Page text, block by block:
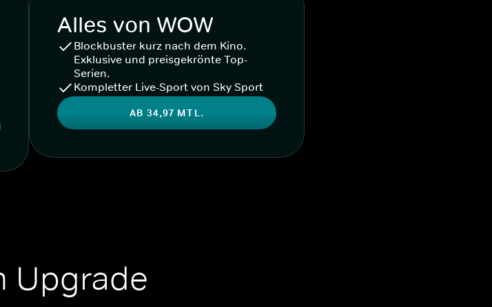
Alles von WOW
Blockbuster kurz nach dem Kino.
Exklusive und preisgekrönte Top-
Serien.
Kompletter Live-Sport von Sky Sport
AB 34,97 MTL.
Upgrade